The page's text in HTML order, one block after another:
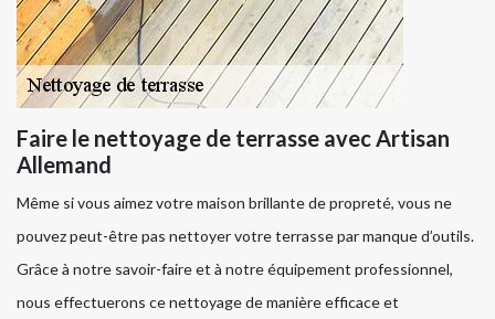
Faire le nettoyage de terrasse avec Artisan
Allemand
Même si vous aimez votre maison brillante de propreté, vous ne
pouvez peut-être pas nettoyer votre terrasse par manque d’outils.
Grâce à notre savoir-faire et à notre équipement professionnel,
nous effectuerons ce nettoyage de manière efficace et